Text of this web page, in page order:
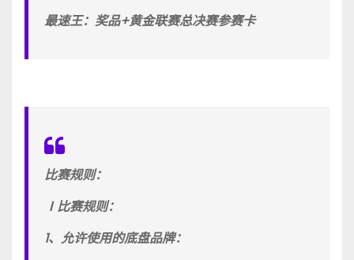
最速王：奖品+黄金联赛总决赛参赛卡
比赛规则：
Ⅰ比赛规则：
1、允许使用的底盘品牌：